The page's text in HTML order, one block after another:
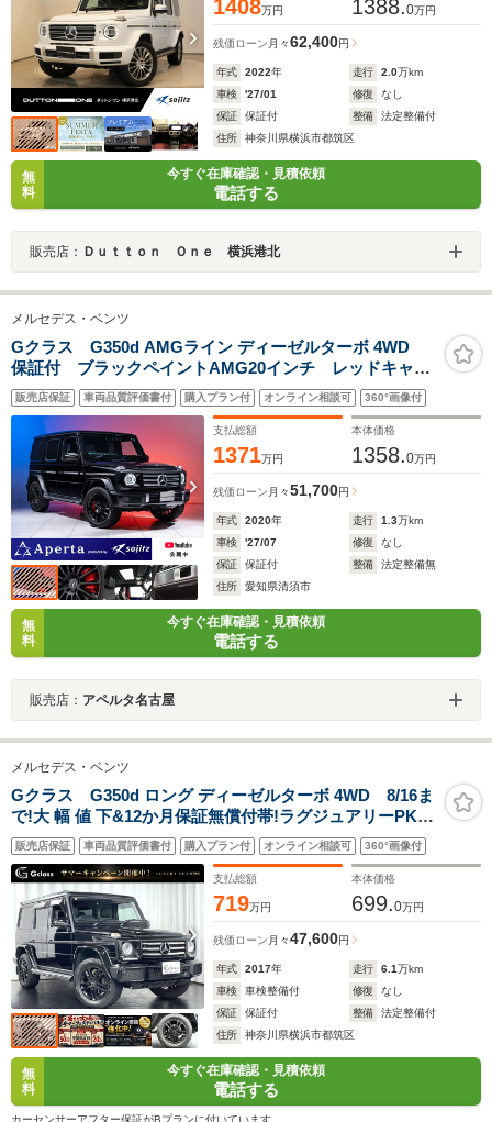
1408万円 1388.0万円
残価ローン 月々62,400円
年式 2022年 走行 2.0万km
車検
'27/01 修復
なし
保証
保証付 整備
法定整備付
住所
神奈川県横浜市都筑区
無
料
今すぐ在庫確認・見積依頼
電話する
販売店： Ｄｕｔｔｏｎ Ｏｎｅ 横浜港北
メルセデス・ベンツ
Gクラス G350d AMGライン ディーゼルターボ 4WD
保証付 ブラックペイントAMG20インチ レッドキャリ
パー ラグジュアリーPKG サンルーフ アップルカー
プレイ ブルメスターオーディオ アンビエントライ
ト レッドシートベルト メモリ付き黒革パワーシート
販売店保証 車両品質評価書付 購入プラン付 オンライン相談可 360°画像付
支払総額
1371万円
本体価格
1358.0万円
残価ローン 月々51,700円
年式 2020年 走行 1.3万km
車検
'27/07 修復
なし
保証
保証付 整備
法定整備無
住所
愛知県清須市
無
料
今すぐ在庫確認・見積依頼
電話する
販売店： アペルタ名古屋
メルセデス・ベンツ
Gクラス G350d ロング ディーゼルターボ 4WD 8/16ま
で!大 幅 値 下&12か月保証無償付帯!ラグジュアリーPKG
後期最終8インチナビ AppleCarPlay/AndroidAuto対応 広
角バックモニター ブラックAW ハーマンカードンサウン
ド 人 気17-18yモデル ブラックレザー
販売店保証 車両品質評価書付 購入プラン付 オンライン相談可 360°画像付
支払総額
719万円
本体価格
699.0万円
残価ローン 月々47,600円
年式 2017年 走行 6.1万km
車検
車検整備付 修復
なし
保証
保証付 整備
法定整備付
住所
神奈川県横浜市都筑区
無
料
今すぐ在庫確認・見積依頼
電話する
カーセンサーアフター保証がBプランに付いています